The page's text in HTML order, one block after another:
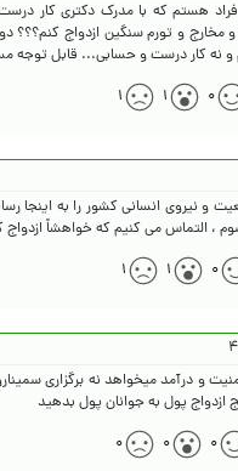
هستم که با مدرک دکتری کار
مخارج و تورم سنگین ازدواج کنم؟؟؟
و نه کار درست و حسابی... قابل توجه
۰ ۱ ۱
و نیروی انسانی کشور را به اینجا
، التماس می کنیم که خواهشاً ازدواج
۰ ۱ ۱
و درآمد میخواهد نه برگزاری
ازدواج پول به جوانان پول بدهید
۰ ۰ ۰